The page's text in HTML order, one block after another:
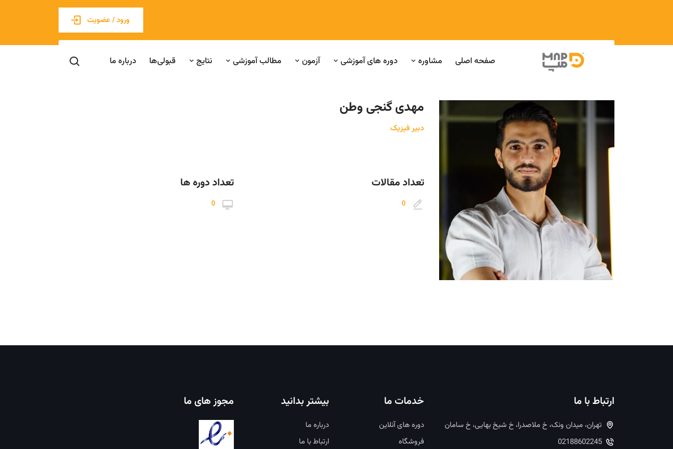
ورود / عضویت
صفحه اصلی مشاوره دوره های آموزشی آزمون مطالب آموزشی نتایج قبولی‌ها درباره ما
مهدی گنجی وطن
دبیر فیزیک
تعداد مقالات
0
تعداد دوره ها
0
ارتباط با ما
تهران، میدان ونک، خ ملاصدرا، خ شیخ بهایی، خ سامان
02188602245
خدمات ما
دوره های آنلاین
فروشگاه
بیشتر بدانید
درباره ما
ارتباط با ما
مجوز های ما